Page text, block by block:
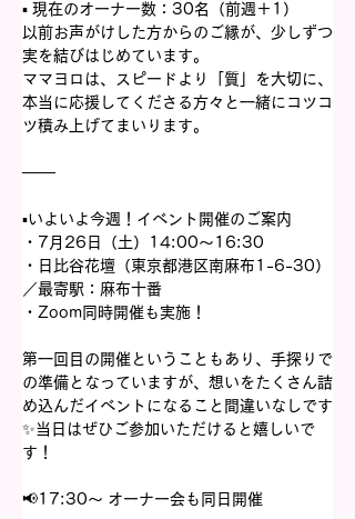
▪️ 現在のオーナー数：30名（前週＋1）
以前お声がけした方からのご縁が、少しずつ
実を結びはじめています。
ママヨロは、スピードより「質」を大切に、
本当に応援してくださる方々と一緒にコツコ
ツ積み上げてまいります。
───
▪いよいよ今週！イベント開催のご案内
・7月26日（土）14:00〜16:30
・日比谷花壇（東京都港区南麻布1-6-30）
／最寄駅：麻布十番
・Zoom同時開催も実施！
第一回目の開催ということもあり、手探りで
の準備となっていますが、想いをたくさん詰
め込んだイベントになること間違いなしです
✨当日はぜひご参加いただけると嬉しいで
す！
📢17:30〜 オーナー会も同日開催